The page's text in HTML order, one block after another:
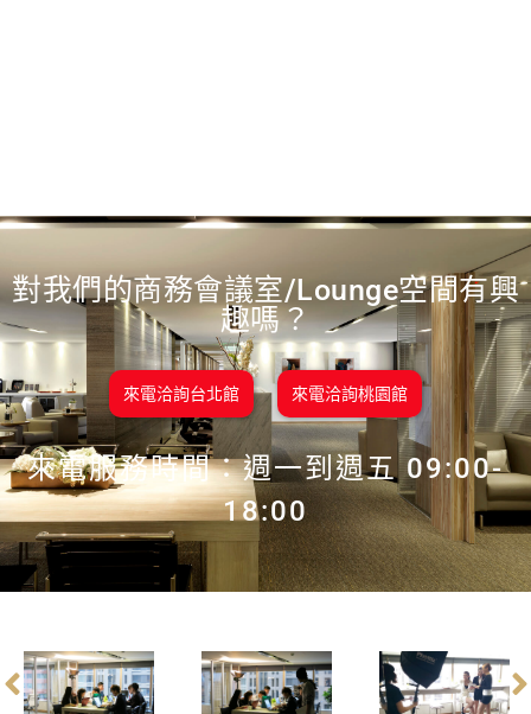
對我們的商務會議室/Lounge空間有興
趣嗎？
來電洽詢台北館 來電洽詢桃園館
來電服務時間：週一到週五 09:00-
18:00